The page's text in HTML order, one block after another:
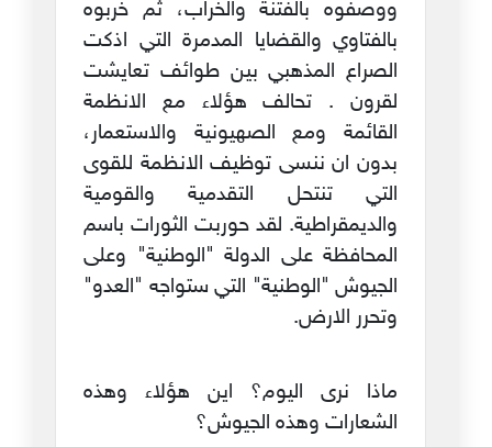
ووصفوه بالفتنة والخراب، ثم خربوه
بالفتاوي والقضايا المدمرة التي اذكت
الصراع المذهبي بين طوائف تعايشت
لقرون . تحالف هؤلاء مع الانظمة
القائمة ومع الصهيونية والاستعمار،
بدون ان ننسى توظيف الانظمة للقوى
التي تنتحل التقدمية والقومية
والديمقراطية. لقد حوربت الثورات باسم
المحافظة على الدولة "الوطنية" وعلى
الجيوش "الوطنية" التي ستواجه "العدو"
وتحرر الارض.
ماذا نرى اليوم؟ اين هؤلاء وهذه
الشعارات وهذه الجيوش؟